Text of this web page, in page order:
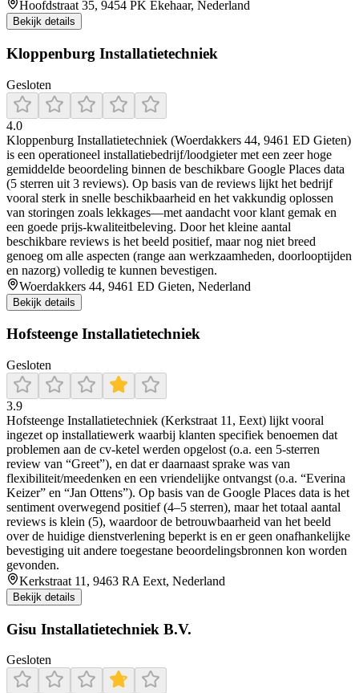
Hoofdstraat 35, 9454 PK Ekehaar, Nederland
Bekijk details
Kloppenburg Installatietechniek
Gesloten
4.0
Kloppenburg Installatietechniek (Woerdakkers 44, 9461 ED Gieten)
is een operationeel installatiebedrijf/loodgieter met een zeer hoge
gemiddelde beoordeling binnen de beschikbare Google Places data
(5 sterren uit 3 reviews). Op basis van de reviews lijkt het bedrijf
vooral sterk in snelle beschikbaarheid en het vakkundig oplossen
van storingen zoals lekkages—met aandacht voor klant gemak en
een goede prijs-kwaliteitbeleving. Door het kleine aantal
beschikbare reviews is het beeld positief, maar nog niet breed
genoeg om alle aspecten (range aan werkzaamheden, doorlooptijden
en nazorg) volledig te kunnen bevestigen.
Woerdakkers 44, 9461 ED Gieten, Nederland
Bekijk details
Hofsteenge Installatietechniek
Gesloten
3.9
Hofsteenge Installatietechniek (Kerkstraat 11, Eext) lijkt vooral
ingezet op installatiewerk waarbij klanten specifiek benoemen dat
problemen aan de cv-ketel werden opgelost (o.a. een 5-sterren
review van “Greet”), en dat er daarnaast sprake was van
flexibiliteit/meedenken en een vriendelijke ontvangst (o.a. “Everina
Keizer” en “Jan Ottens”). Op basis van de Google Places data is het
sentiment overwegend positief (4–5 sterren), maar het totaal aantal
reviews is klein (5), waardoor de betrouwbaarheid van het beeld
over de huidige dienstverlening beperkt is en er geen onafhankelijke
bevestiging uit andere toegestane beoordelingsbronnen kon worden
gevonden.
Kerkstraat 11, 9463 RA Eext, Nederland
Bekijk details
Gisu Installatietechniek B.V.
Gesloten